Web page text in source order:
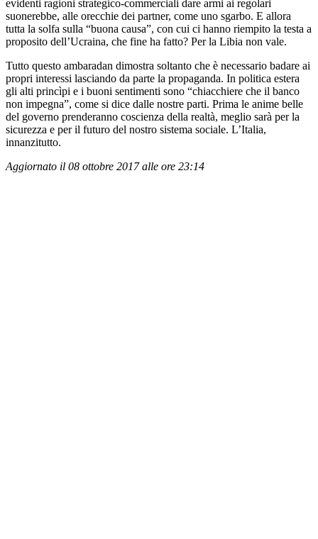
evidenti ragioni strategico-commerciali dare armi ai regolari
suonerebbe, alle orecchie dei partner, come uno sgarbo. E allora
tutta la solfa sulla “buona causa”, con cui ci hanno riempito la testa a
proposito dell’Ucraina, che fine ha fatto? Per la Libia non vale.
Tutto questo ambaradan dimostra soltanto che è necessario badare ai
propri interessi lasciando da parte la propaganda. In politica estera
gli alti princìpi e i buoni sentimenti sono “chiacchiere che il banco
non impegna”, come si dice dalle nostre parti. Prima le anime belle
del governo prenderanno coscienza della realtà, meglio sarà per la
sicurezza e per il futuro del nostro sistema sociale. L’Italia,
innanzitutto.
Aggiornato il 08 ottobre 2017 alle ore 23:14